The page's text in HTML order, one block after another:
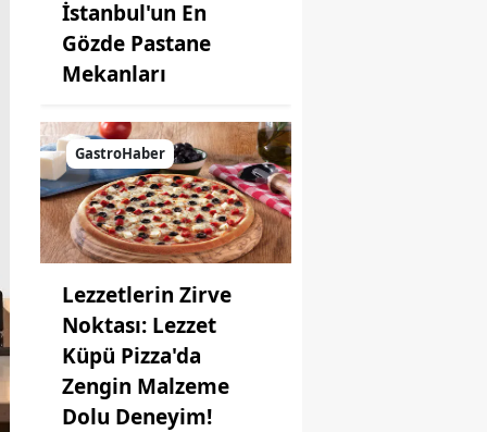
İstanbul'un En
Gözde Pastane
Mekanları
GastroHaber
Lezzetlerin Zirve
Noktası: Lezzet
Küpü Pizza'da
Zengin Malzeme
Dolu Deneyim!